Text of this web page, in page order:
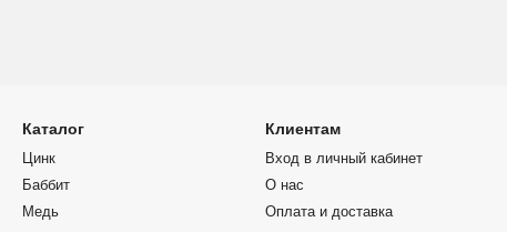
Каталог
Цинк
Баббит
Медь
Клиентам
Вход в личный кабинет
О нас
Оплата и доставка